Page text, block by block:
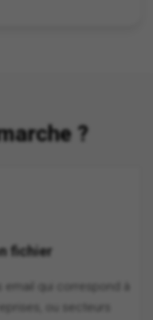
?
fichier
qui correspond à
ou secteurs